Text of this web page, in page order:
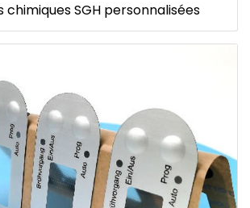
SGH personnalisées